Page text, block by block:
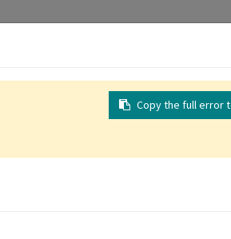
Copy the full error